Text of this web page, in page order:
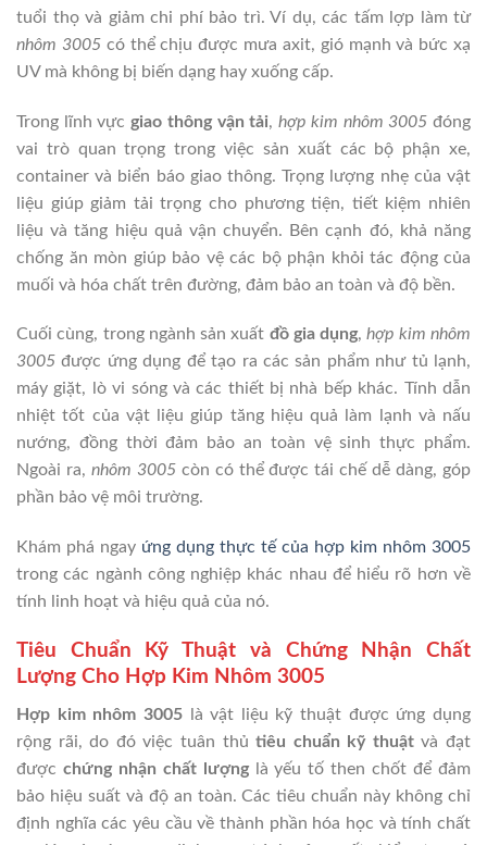
tuổi thọ và giảm chi phí bảo trì. Ví dụ, các tấm lợp làm từ
nhôm 3005có thể chịu được mưa axit, gió mạnh và bức xạ
UV mà không bị biến dạng hay xuống cấp.
Trong lĩnh vựcgiao thông vận tải,hợp kim nhôm 3005 đóng
vai trò quan trọng trong việc sản xuất các bộ phận xe,
container và biển báo giao thông. Trọng lượng nhẹ của vật
liệu giúp giảm tải trọng cho phương tiện, tiết kiệm nhiên
liệu và tăng hiệu quả vận chuyển. Bên cạnh đó, khả năng
chống ăn mòn giúp bảo vệ các bộ phận khỏi tác động của
muối và hóa chất trên đường, đảm bảo an toàn và độ bền.
Cuối cùng, trong ngành sản xuất đồ gia dụng,hợp kim nhôm
3005 được ứng dụng để tạo ra các sản phẩm như tủ lạnh,
máy giặt, lò vi sóng và các thiết bị nhà bếp khác. Tính dẫn
nhiệt tốt của vật liệu giúp tăng hiệu quả làm lạnh và nấu
nướng, đồng thời đảm bảo an toàn vệ sinh thực phẩm.
Ngoài ra, nhôm 3005còn có thể được tái chế dễ dàng, góp
phần bảo vệ môi trường.
Khám phá ngay ứng dụng thực tế của hợp kim nhôm 3005
trong các ngành công nghiệp khác nhau để hiểu rõ hơn về
tính linh hoạt và hiệu quả của nó.
Tiêu Chuẩn Kỹ Thuật và Chứng Nhận Chất
Lượng Cho Hợp Kim Nhôm 3005
Hợp kim nhôm 3005là vật liệu kỹ thuật được ứng dụng
rộng rãi, do đó việc tuân thủtiêu chuẩn kỹ thuậtvà đạt
được chứng nhận chất lượnglà yếu tố then chốt để đảm
bảo hiệu suất và độ an toàn. Các tiêu chuẩn này không chỉ
định nghĩa các yêu cầu về thành phần hóa học và tính chất